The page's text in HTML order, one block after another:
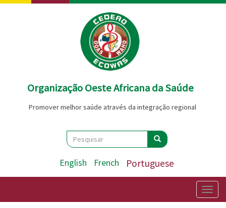
Passar
Organização Oeste Africana da Saúde
Promover melhor saúde através da integração regional
Search
Pesquisar Pesquisar
English French Portuguese